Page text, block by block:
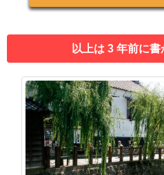
以上は 3 年前に